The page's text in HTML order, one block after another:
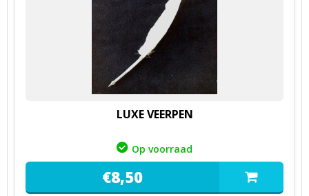
LUXE VEERPEN
Op voorraad
€8,50